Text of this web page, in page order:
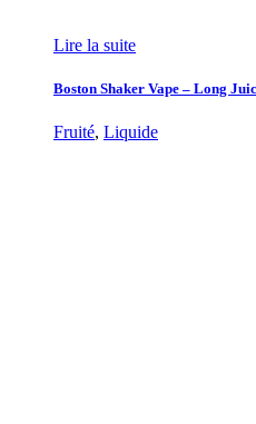
Lire la suite
Boston Shaker Vape – Long
Fruité, Liquide